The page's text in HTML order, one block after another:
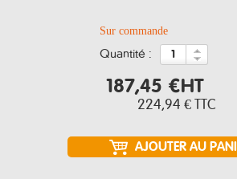
Sur commande
quantité :
187,45 €HT
224,94 € TTC